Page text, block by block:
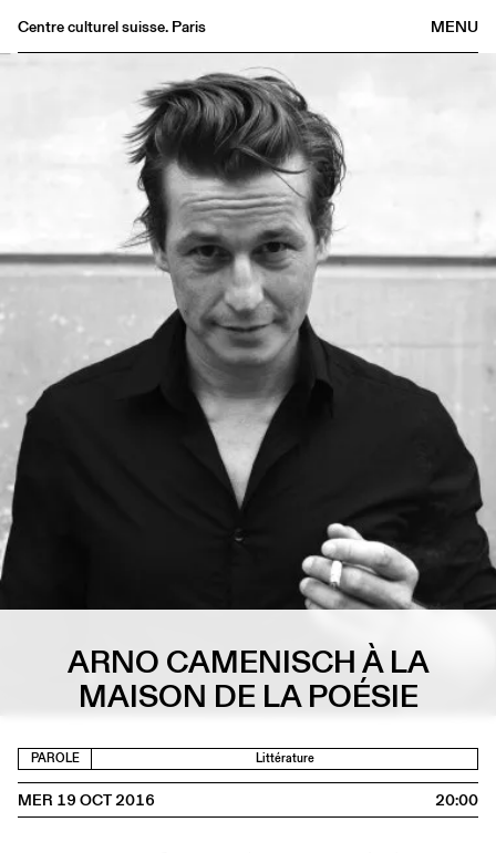
MENU
Centre culturel suisse. Paris
Éditions
EN
ARNO CAMENISCH À LA
MAISON DE LA POÉSIE
PAROLE Littérature
MER 19 OCT 2016 20:00